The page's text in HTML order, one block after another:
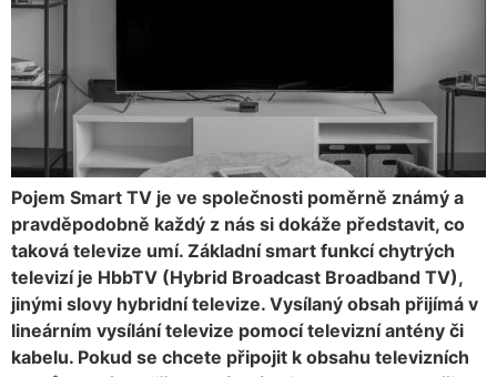
Pojem Smart TV je ve společnosti poměrně známý a
pravděpodobně každý z nás si dokáže představit, co
taková televize umí. Základní smart funkcí chytrých
televizí je HbbTV (Hybrid Broadcast Broadband TV),
jinými slovy hybridní televize. Vysílaný obsah přijímá v
lineárním vysílání televize pomocí televizní antény či
kabelu. Pokud se chcete připojit k obsahu televizních